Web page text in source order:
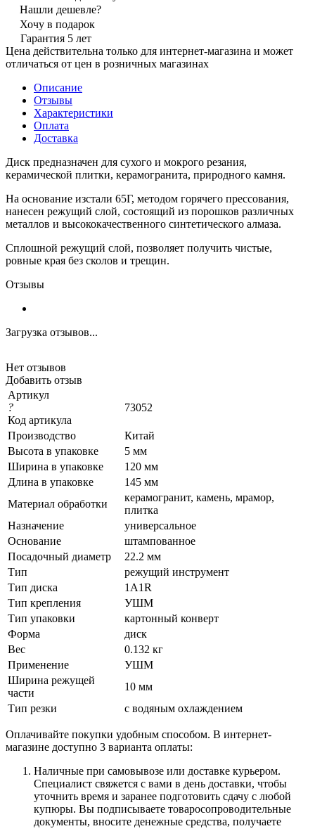
Нашли дешевле?
Хочу в подарок
Гарантия 5 лет
Цена действительна только для интернет-магазина и может
отличаться от цен в розничных магазинах
Описание
Отзывы
Характеристики
Оплата
Доставка
Диск предназначен для сухого и мокрого резания,
керамической плитки, керамогранита, природного камня.
На основание изстали 65Г, методом горячего прессования,
нанесен режущий слой, состоящий из порошков различных
металлов и высококачественного синтетического алмаза.
Сплошной режущий слой, позволяет получить чистые,
ровные края без сколов и трещин.
Отзывы
Загрузка отзывов...
Нет отзывов
Добавить отзыв
Артикул
?
Код артикула
73052
Производство
Китай
Высота в упаковке
5 мм
Ширина в упаковке
120 мм
Длина в упаковке
145 мм
Материал обработки
керамогранит, камень, мрамор,
плитка
Назначение
универсальное
Основание
штампованное
Посадочный диаметр
22.2 мм
Тип
режущий инструмент
Тип диска
1A1R
Тип крепления
УШМ
Тип упаковки
картонный конверт
Форма
диск
Вес
0.132 кг
Применение
УШМ
Ширина режущей
части
10 мм
Тип резки
с водяным охлаждением
Оплачивайте покупки удобным способом. В интернет-
магазине доступно 3 варианта оплаты:
Наличные при самовывозе или доставке курьером.
Специалист свяжется с вами в день доставки, чтобы
уточнить время и заранее подготовить сдачу с любой
купюры. Вы подписываете товаросопроводительные
документы, вносите денежные средства, получаете